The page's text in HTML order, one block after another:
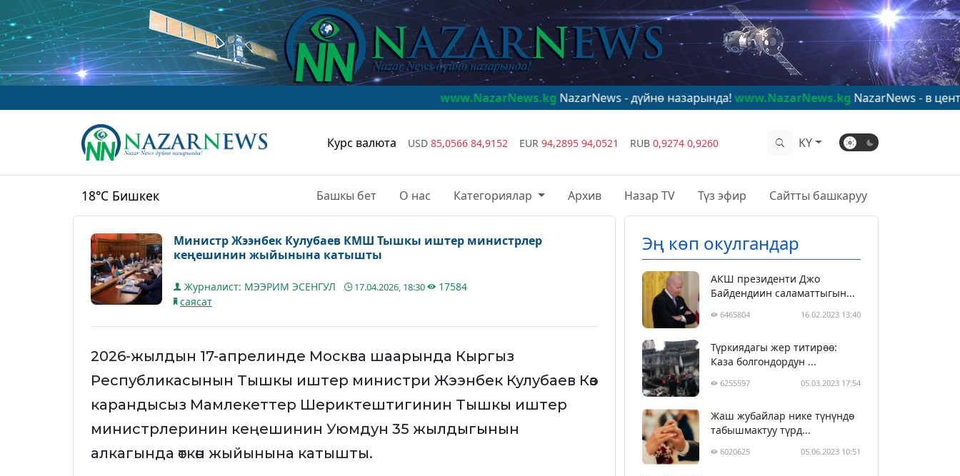
www.NazarNews.kgNazarNews - дүйнө назарында!www.NazarNews.kgNazarNews - в центре
Курс валюта USD 85,0566 84,9152 EUR 94,2895 94,0521 RUB 0,9274 0,9260 KY
18°C Бишкек Башкы бет О нас Категориялар Архив Назар TV Түз эфир Сайтты башкаруу
Министр Жээнбек Кулубаев КМШ Тышкы иштер министрлер
кеңешинин жыйынына катышты
Журналист: МЭЭРИМ ЭСЕНГУЛ 17.04.2026, 18:30
17584
саясат
2026-жылдын 17-апрелинде Москва шаарында Кыргыз
Республикасынын Тышкы иштер министри Жээнбек Кулубаев Көз
карандысыз Мамлекеттер Шериктештигинин Тышкы иштер
министрлеринин кеңешинин Уюмдун 35 жылдыгынын
алкагында өткөн жыйынына катышты.
Эң көп окулгандар
АКШ президенти Джо
Байдендиин саламаттыгын...
6465804 16.02.2023 13:40
Түркиядагы жер титирөө:
Каза болгондордун ...
6255597 05.03.2023 17:54
Жаш жубайлар нике түнүндө
табышмактуу түрд...
6020625 05.06.2023 10:51